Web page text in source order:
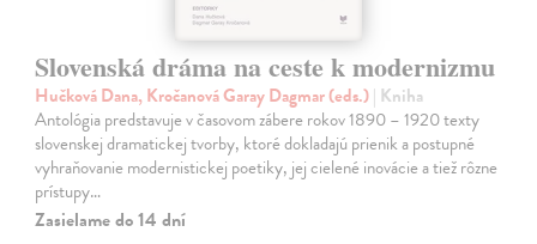
Slovenská dráma na ceste k modernizmu
Hučková Dana, Kročanová Garay Dagmar (eds.)| Kniha
Antológia predstavuje v časovom zábere rokov 1890 – 1920 texty
slovenskej dramatickej tvorby, ktoré dokladajú prienik a postupné
vyhraňovanie modernistickej poetiky, jej cielené inovácie a tiež rôzne
prístupy…
Zasielame do 14 dní